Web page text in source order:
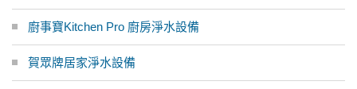
廚事寶Kitchen Pro 廚房淨水設備
賀眾牌居家淨水設備